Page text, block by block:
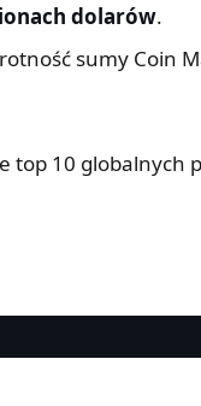
dolarów.
sumy Coin
top 10 globalnych